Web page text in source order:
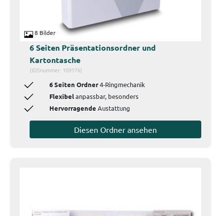
8 Bilder
6 Seiten Präsentationsordner und
Kartontasche
(IDSnummer: 109176)
6 Seiten Ordner4-Ringmechanik
Flexibelanpassbar, besonders
Hervorragende Austattung
Diesen Ordner ansehen